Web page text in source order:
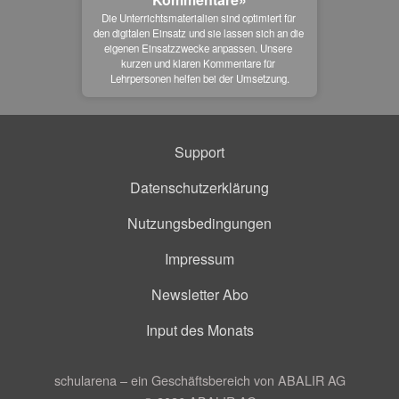
Die Unterrichtsmaterialien sind optimiert für
den digitalen Einsatz und sie lassen sich an die
eigenen Einsatzzwecke anpassen. Unsere
kurzen und klaren Kommentare für
Lehrpersonen helfen bei der Umsetzung.
Support
Datenschutzerklärung
Nutzungsbedingungen
Impressum
Newsletter Abo
Input des Monats
schularena – ein Geschäftsbereich von ABALIR AG